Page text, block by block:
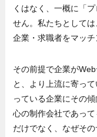
くはなく、一概に「
せん。私たちとして
企業・求職者をマッチ
その前提で企業が
と、より上流に寄っ
っている企業にその
心の制作会社であっ
だけでなく、なぜそ